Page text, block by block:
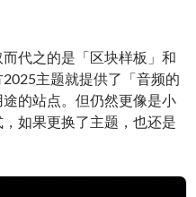
代之的是「区块样板」和
主题就提供了「音频的
的站点。但仍然更像是小
如果更换了主题，也还是